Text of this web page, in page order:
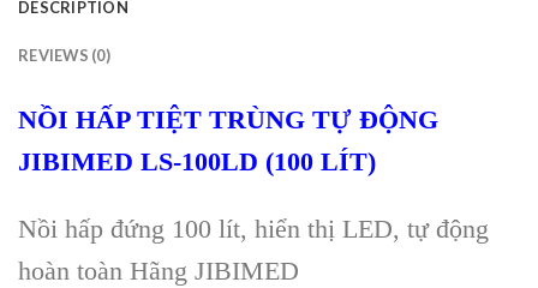
DESCRIPTION
REVIEWS (0)
NỒI HẤP TIỆT TRÙNG TỰ ĐỘNG
JIBIMED LS-100LD (100 LÍT)
Nồi hấp đứng 100 lít, hiển thị LED, tự động
hoàn toàn Hãng JIBIMED